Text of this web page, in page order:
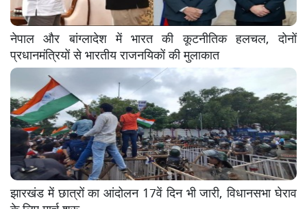
नेपाल और बांग्लादेश में भारत की कूटनीतिक हलचल, दोनों
प्रधानमंत्रियों से भारतीय राजनयिकों की मुलाकात
झारखंड में छात्रों का आंदोलन 17वें दिन भी जारी, विधानसभा घेराव